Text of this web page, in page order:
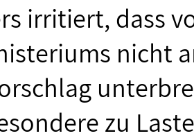
irritiert, dass
nicht
zu